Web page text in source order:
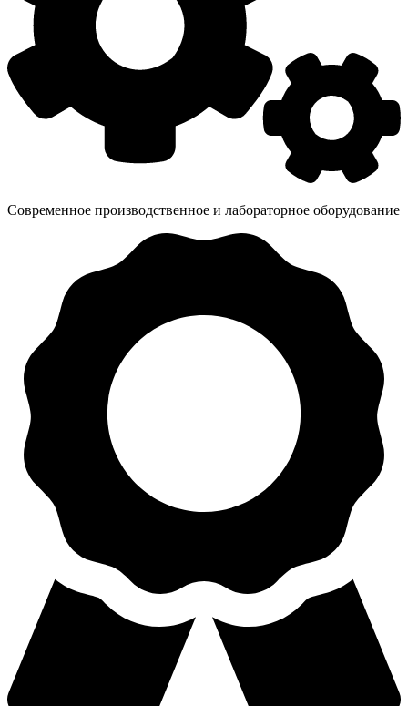
Современное производственное и лабораторное оборудование